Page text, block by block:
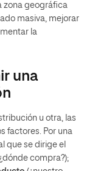
zona geográfica
masiva, mejorar
la
una
u otra, las
factores. Por una
que se dirige el
compra?);